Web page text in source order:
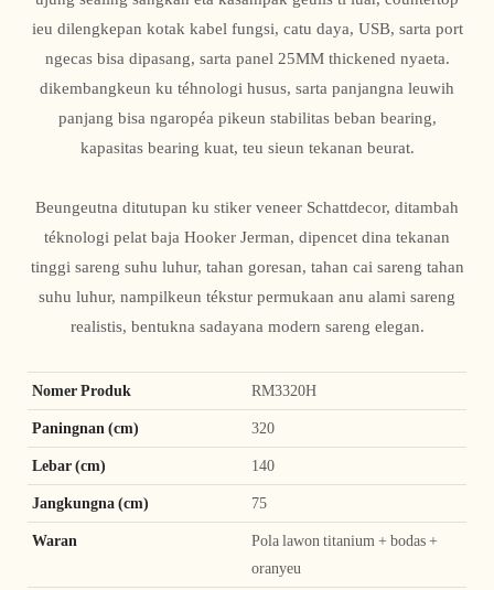
ieu dilengkepan kotak kabel fungsi, catu daya, USB, sarta port
ngecas bisa dipasang, sarta panel 25MM thickened nyaeta.
dikembangkeun ku téhnologi husus, sarta panjangna leuwih
panjang bisa ngaropéa pikeun stabilitas beban bearing,
kapasitas bearing kuat, teu sieun tekanan beurat.
Beungeutna ditutupan ku stiker veneer Schattdecor, ditambah
téknologi pelat baja Hooker Jerman, dipencet dina tekanan
tinggi sareng suhu luhur, tahan goresan, tahan cai sareng tahan
suhu luhur, nampilkeun tékstur permukaan anu alami sareng
realistis, bentukna sadayana modern sareng elegan.
Nomer Produk RM3320H
Paningnan (cm) 320
Lebar (cm) 140
Jangkungna (cm) 75
Waran
Pola lawon titanium + bodas +
oranyeu